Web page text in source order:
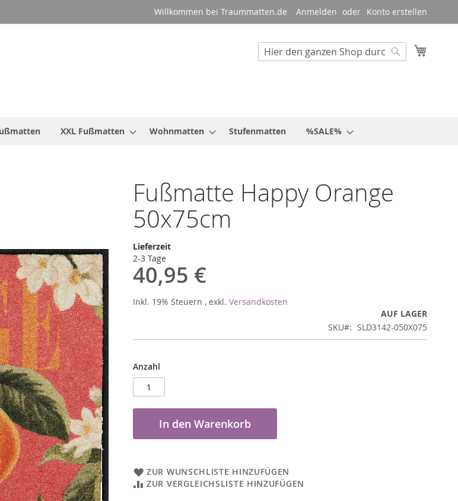
Willkommen bei Traummatten.de Anmelden Konto erstellen
Suche
XXL Fußmatten Wohnmatten Stufenmatten %SALE%
Fußmatte Happy Orange
50x75cm
Lieferzeit
2-3 Tage
40,95 €
Inkl. 19% Steuern , exkl. Versandkosten
AUF LAGER
SKU
SLD3142-050X075
Anzahl
In den Warenkorb
ZUR WUNSCHLISTE HINZUFÜGEN
ZUR VERGLEICHSLISTE HINZUFÜGEN